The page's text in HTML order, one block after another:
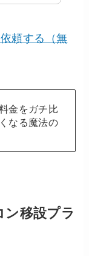
頼する（無
金をガチ比
なる魔法の
移設プラ